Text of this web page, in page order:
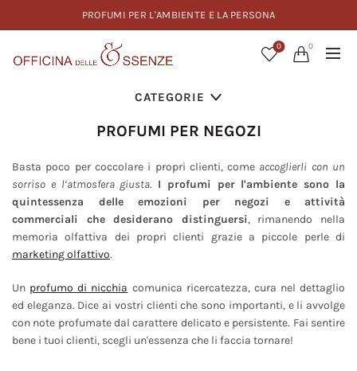
PROFUMI PER L'AMBIENTE E LA PERSONA
0 0
CATEGORIE
PROFUMI PER NEGOZI
Basta poco per coccolare i propri clienti, come accoglierli con un
sorriso e l’atmosfera giusta. I profumi per l'ambiente sono la
quintessenza delle emozioni per negozi e attività
commerciali che desiderano distinguersi, rimanendo nella
memoria olfattiva dei propri clienti grazie a piccole perle di
marketing olfattivo.
Un profumo di nicchia comunica ricercatezza, cura nel dettaglio
ed eleganza. Dice ai vostri clienti che sono importanti, e li avvolge
con note profumate dal carattere delicato e persistente. Fai sentire
bene i tuoi clienti, scegli un'essenza che li faccia tornare!